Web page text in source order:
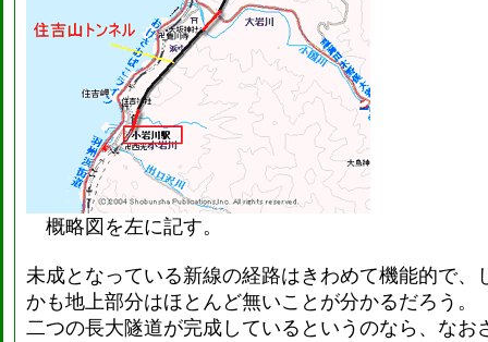
概略図を左に記す。
未成となっている新線の経路はきわめて機能的で、
かも地上部分はほとんど無いことが分かるだろう。
二つの長大隧道が完成しているというのなら、なお